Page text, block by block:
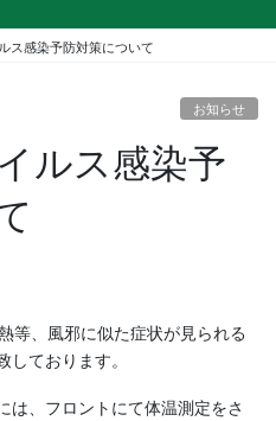
ス感染予防対策について
お知らせ
ルス感染予
等、風邪に似た症状が見られる
ております。
、フロントにて体温測定をさ